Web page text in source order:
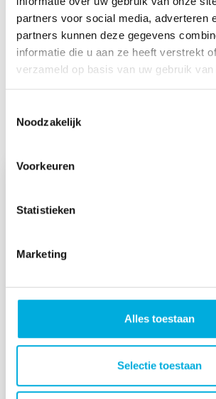
partners voor social media, adverteren
partners kunnen deze gegevens
informatie die u aan ze heeft verstrekt
verzameld op basis van uw gebruik
Noodzakelijk
Voorkeuren
Statistieken
Marketing
Alles toestaan
Selectie toestaan
zijn? Bekijk dan deze
Efficiënter en duurzamer water
met minimale downtime?
Batenburg Industrial Automation
IO-systeem succesvol heeft